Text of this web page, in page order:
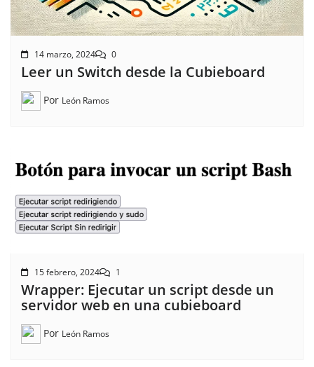
14 marzo, 2024 0
Leer un Switch desde la Cubieboard
Por León Ramos
15 febrero, 2024 1
Wrapper: Ejecutar un script desde un
servidor web en una cubieboard
Por León Ramos